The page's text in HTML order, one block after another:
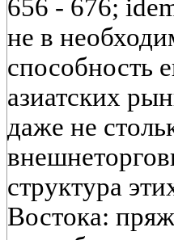
656 - 676;
не в
способность
азиатских
даже не
структура
Востока: